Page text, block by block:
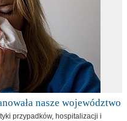
nasze województwo
przypadków, hospitalizacji i